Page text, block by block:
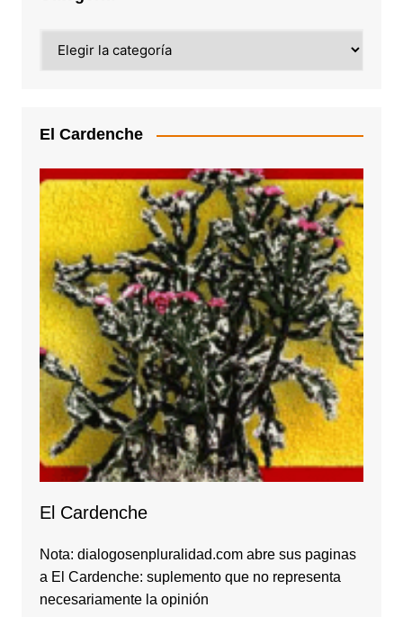
El Cardenche
El Cardenche
Nota: dialogosenpluralidad.com abre sus paginas
a El Cardenche: suplemento que no representa
necesariamente la opinión